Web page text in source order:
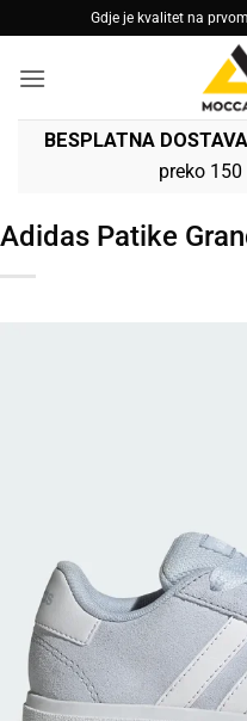
to
content
Gdje je kvalitet na
BESPLATNA DOSTAVA
preko 150
Adidas Patike